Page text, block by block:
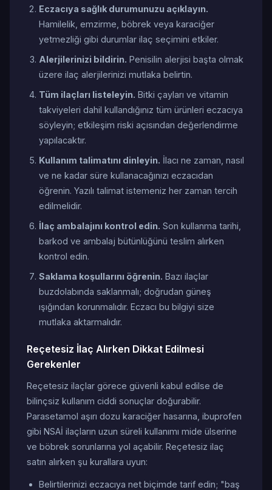
Eczacıya sağlık durumunuzu açıklayın.
Hamilelik, emzirme, böbrek veya karaciğer
yetmezliği gibi durumlar ilaç seçimini etkiler.
Alerjilerinizi bildirin. Penisilin alerjisi başta olmak
üzere ilaç alerjilerinizi mutlaka belirtin.
Tüm ilaçları listeleyin. Bitki çayları ve vitamin
takviyeleri dahil kullandığınız tüm ürünleri eczacıya
söyleyin; etkileşim riski açısından değerlendirme
yapılacaktır.
Kullanım talimatını dinleyin. İlacı ne zaman, nasıl
ve ne kadar süre kullanacağınızı eczacıdan
öğrenin. Yazılı talimat istemeniz her zaman tercih
edilmelidir.
İlaç ambalajını kontrol edin. Son kullanma tarihi,
barkod ve ambalaj bütünlüğünü teslim alırken
kontrol edin.
Saklama koşullarını öğrenin. Bazı ilaçlar
buzdolabında saklanmalı; doğrudan güneş
ışığından korunmalıdır. Eczacı bu bilgiyi size
mutlaka aktarmalıdır.
Reçetesiz İlaç Alırken Dikkat Edilmesi
Gerekenler
Reçetesiz ilaçlar görece güvenli kabul edilse de
bilinçsiz kullanım ciddi sonuçlar doğurabilir.
Parasetamol aşırı dozu karaciğer hasarına, ibuprofen
gibi NSAİ ilaçların uzun süreli kullanımı mide ülserine
ve böbrek sorunlarına yol açabilir. Reçetesiz ilaç
satın alırken şu kurallara uyun:
Belirtilerinizi eczacıya net biçimde tarif edin; "baş